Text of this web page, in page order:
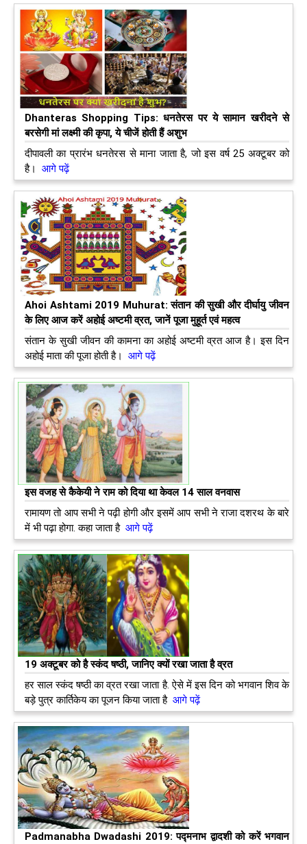
Dhanteras Shopping Tips: धनतेरस पर ये सामान खरीदने से
बरसेगी मां लक्ष्मी की कृपा, ये चीजें होती हैं अशुभ
दीपावली का प्रारंभ धनतेरस से माना जाता है, जो इस वर्ष 25 अक्टूबर को
है।
आगे पढ़ें
Ahoi Ashtami 2019 Muhurat: संतान की सुखी और दीर्घायु जीवन
के लिए आज करें अहोई अष्टमी व्रत, जानें पूजा मुहूर्त एवं महत्व
संतान के सुखी जीवन की कामना का अहोई अष्टमी व्रत आज है। इ​स दिन
अहोई माता की पूजा होती है।
आगे पढ़ें
इस वजह से कैकेयी ने राम को दिया था केवल 14 साल वनवास
रामायण तो आप सभी ने पढ़ी होगी और इसमें आप सभी ने राजा दशरथ के बारे
में भी पढ़ा होगा. कहा जाता हैआगे पढ़ें
19 अक्टूबर को है स्कंद षष्ठी, जानिए क्यों रखा जाता है व्रत
हर साल स्कंद षष्ठी का व्रत रखा जाता है. ऐसे में इस दिन को भगवान शिव के
बड़े पुत्र कार्तिकेय का पूजन किया जाता हैआगे पढ़ें
Padmanabha Dwadashi 2019: पद्मनाभ द्वादशी को करें भगवान